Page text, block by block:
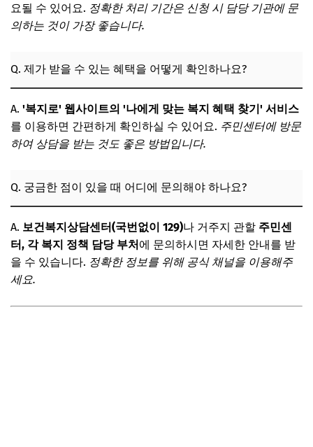
요될 수 있어요. 정확한 처리 기간은 신청 시 담당 기관에 문
의하는 것이 가장 좋습니다.
Q. 제가 받을 수 있는 혜택을 어떻게 확인하나요?
A. '복지로' 웹사이트의 '나에게 맞는 복지 혜택 찾기' 서비스
를 이용하면 간편하게 확인하실 수 있어요. 주민센터에 방문
하여 상담을 받는 것도 좋은 방법입니다.
Q. 궁금한 점이 있을 때 어디에 문의해야 하나요?
A. 보건복지상담센터(국번없이 129)나 거주지 관할 주민센
터, 각 복지 정책 담당 부처 에 문의하시면 자세한 안내를 받
을 수 있습니다. 정확한 정보를 위해 공식 채널을 이용해주
세요.